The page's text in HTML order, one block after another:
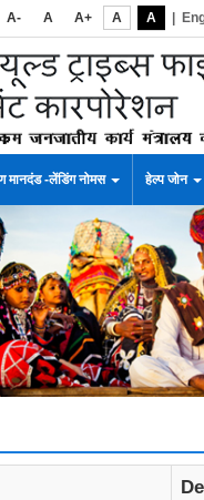
A- A A+ A A
मानदंड -लेंडिंग नोमस हेल्प जोन